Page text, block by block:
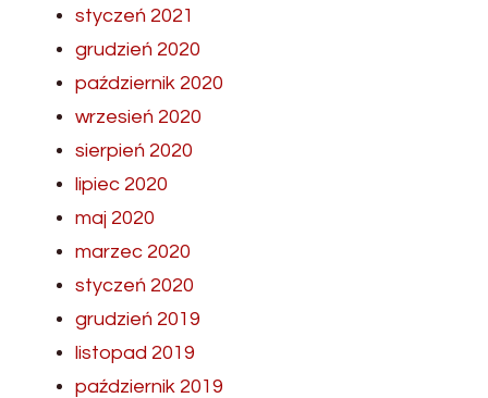
styczeń 2021
grudzień 2020
październik 2020
wrzesień 2020
sierpień 2020
lipiec 2020
maj 2020
marzec 2020
styczeń 2020
grudzień 2019
listopad 2019
październik 2019